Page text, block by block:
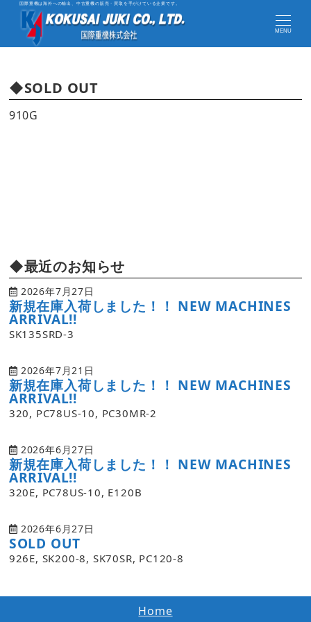
国際重機は海外への輸出、中古重機の販売・買取を手がけている企業です。
MENU
◆SOLD OUT
910G
◆最近のお知らせ
2026年7月27日
新規在庫入荷しました！！ NEW MACHINES
ARRIVAL!!
SK135SRD-3
2026年7月21日
新規在庫入荷しました！！ NEW MACHINES
ARRIVAL!!
320, PC78US-10, PC30MR-2
2026年6月27日
新規在庫入荷しました！！ NEW MACHINES
ARRIVAL!!
320E, PC78US-10, E120B
2026年6月27日
SOLD OUT
926E, SK200-8, SK70SR, PC120-8
Home